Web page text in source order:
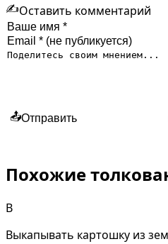
✍️Оставить комментарий
📤Отправить
Похожие
В
Выкапывать картошку из